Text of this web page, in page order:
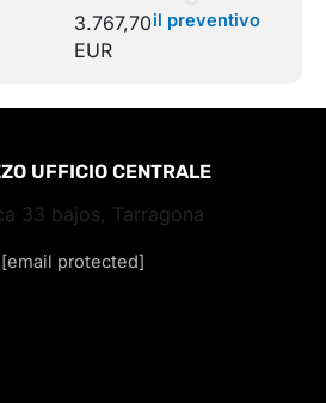
3.767,70
EUR
il preventivo
UFFICIO CENTRALE
33 bajos, Tarragona
[email protected]